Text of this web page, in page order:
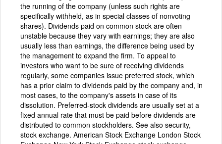
the running of the company (unless such rights are
specifically withheld, as in special classes of nonvoting
shares). Dividends paid on common stock are often
unstable because they vary with earnings; they are also
usually less than earnings, the difference being used by
the management to expand the firm. To appeal to
investors who want to be sure of receiving dividends
regularly, some companies issue preferred stock, which
has a prior claim to dividends paid by the company and, in
most cases, to the company's assets in case of its
dissolution. Preferred-stock dividends are usually set at a
fixed annual rate that must be paid before dividends are
distributed to common stockholders. See also security,
stock exchange. American Stock Exchange London Stock